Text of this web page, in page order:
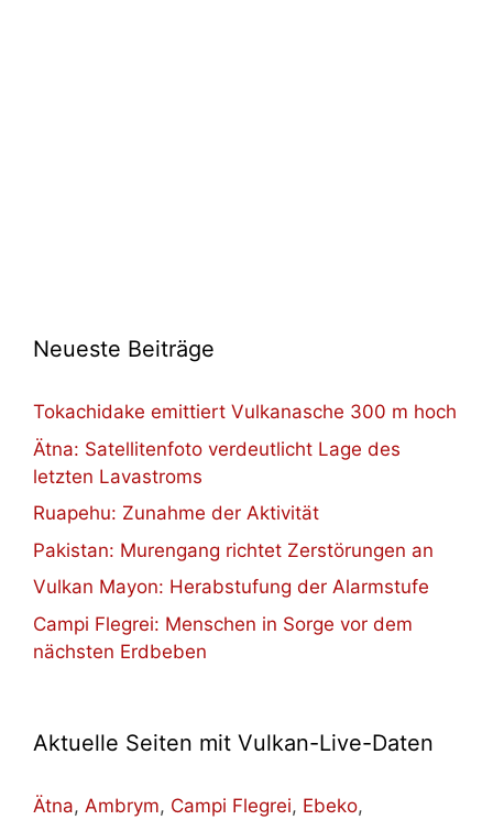
Neueste Beiträge
Tokachidake emittiert Vulkanasche 300 m hoch
Ätna: Satellitenfoto verdeutlicht Lage des
letzten Lavastroms
Ruapehu: Zunahme der Aktivität
Pakistan: Murengang richtet Zerstörungen an
Vulkan Mayon: Herabstufung der Alarmstufe
Campi Flegrei: Menschen in Sorge vor dem
nächsten Erdbeben
Aktuelle Seiten mit Vulkan-Live-Daten
Ätna, Ambrym, Campi Flegrei, Ebeko,